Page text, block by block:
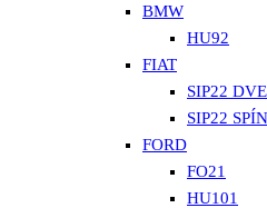
BMW
HU92
FIAT
SIP22
SIP22
FORD
FO21
HU101